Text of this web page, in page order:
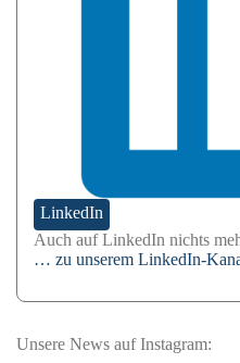
LinkedIn
Auch auf LinkedIn nichts
… zu unserem LinkedIn-
Unsere News auf Instagram: